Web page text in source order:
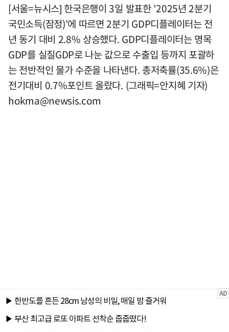
[서울=뉴시스] 한국은행이 3일 발표한 '2025년 2분기
국민소득(잠정)'에 따르면 2분기 GDP디플레이터는 전
년 동기 대비 2.8% 상승했다. GDP디플레이터는 명목
GDP를 실질GDP로 나눈 값으로 수출입 등까지 포괄하
는 전반적인 물가 수준을 나타낸다. 총저축률(35.6%)은
전기대비 0.7%포인트 올랐다. (그래픽=안지혜 기자)
hokma@newsis.com